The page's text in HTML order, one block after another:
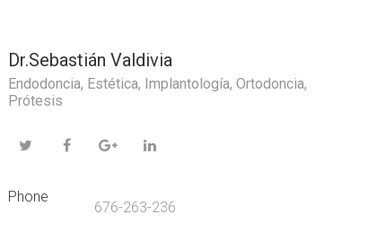
Dr.Sebastián Valdivia
Endodoncia, Estética, Implantología, Ortodoncia,
Prótesis
Phone
676-263-236